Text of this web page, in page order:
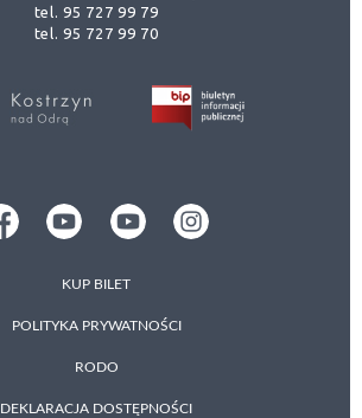
tel. 95 727 99 79
tel. 95 727 99 70
KUP BILET
POLITYKA PRYWATNOŚCI
RODO
DEKLARACJA DOSTĘPNOŚCI